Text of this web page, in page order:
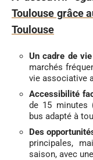
Toulouse grâce
Toulouse
Un cadre de
marchés
vie associative
Accessibilité
de 15 minutes
bus adapté à
Des
principales,
saison, avec